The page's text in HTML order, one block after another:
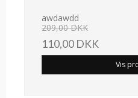
awdawdd
209,00 DKK
110,00 DKK
Vis